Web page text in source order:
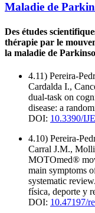
Maladie de
Des études
thérapie par le
la maladie de
4.11) Pereira-
Cardalda I.,
dual-task on
disease: a
DOI: 10.3390/
4.10) Pereira-
Carral J.M.,
MOTOmed®
main symptoms
systematic
física, deporte y
DOI: 10.47197/